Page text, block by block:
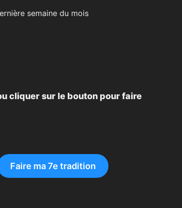
semaine du mois
cliquer sur le bouton pour faire
Faire ma 7e tradition